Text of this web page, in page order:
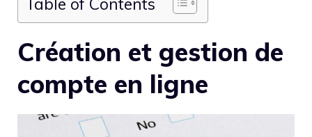
Création et gestion de
compte en ligne